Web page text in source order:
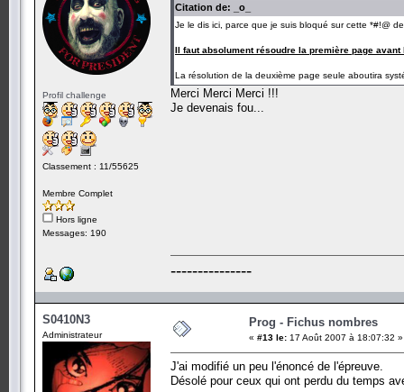
Profil challenge
Classement : 11/55625
Membre Complet
Hors ligne
Messages: 190
Citation de: _o_
Je le dis ici, parce que je suis bloqué sur cette *#!@
Il faut absolument résoudre la première page avant
La résolution de la deuxième page seule aboutira
Merci Merci Merci !!!
Je devenais fou...
---------------
S0410N3
Administrateur
Prog - Fichus nombres
« #13 le: 17 Août 2007 à 18:07:32 »
J'ai modifié un peu l'énoncé de l'épreuve.
Désolé pour ceux qui ont perdu du temps